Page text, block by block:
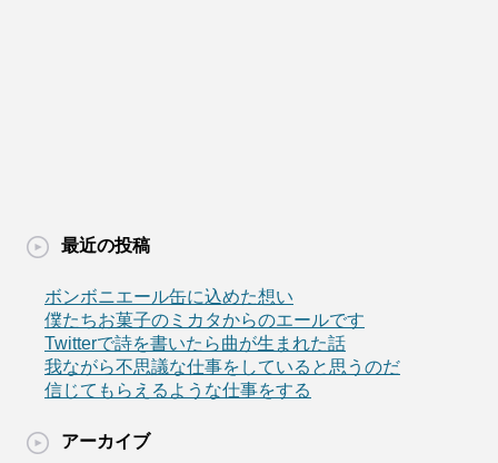
最近の投稿
ボンボニエール缶に込めた想い
僕たちお菓子のミカタからのエールです
Twitterで詩を書いたら曲が生まれた話
我ながら不思議な仕事をしていると思うのだ
信じてもらえるような仕事をする
アーカイブ